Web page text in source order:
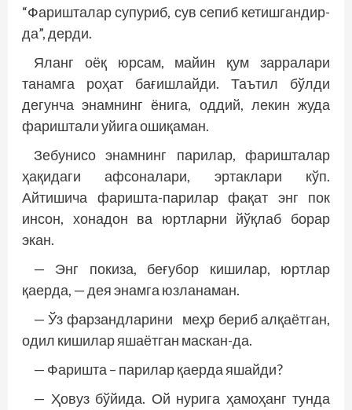
“Фаришталар супуриб, сув сепиб кетишгандир-
да”, дерди.
Яланг оёқ юрсам, майин қум зарралари
танамга роҳат бағишлайди. Таътил бўлди
дегунча энамнинг ёнига, оддий, лекин жуда
фариштали уйига ошиқаман.
Зебунисо энамнинг парилар, фаришталар
ҳақидаги афсоналари, эртаклари кўп.
Айтишича фаришта-парилар фақат энг пок
инсон, хонадон ва юртларни йўқлаб борар
экан.
— Энг покиза, беғубор кишилар, юртлар
қаерда, — дея энамга юзланаман.
— Ўз фарзандларини меҳр бериб алқаётган,
одил кишилар яшаётган маскан-да.
— Фаришта – парилар қаерда яшайди?
— Ҳовуз бўйида. Ой нурига ҳамоҳанг тунда